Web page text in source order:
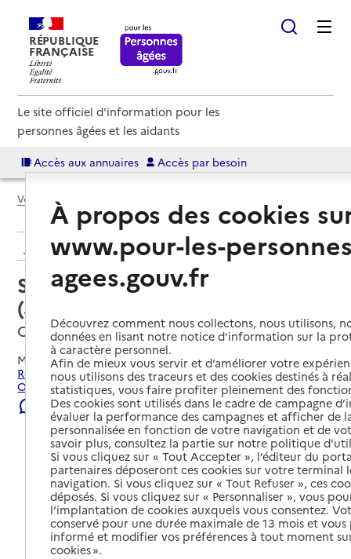
RÉPUBLIQUE
FRANÇAISE
Le site officiel d'information pour les
personnes âgées et les aidants
Accès aux annuaires Accès par besoin
Voir le fil d’Ariane
Retour aux résultats de l'annuaire
Service autonomie à domicile
(aide) – Destia
Orange, VAUCLUSE
Mis à jour le23/07/2026
Rechercher les établissements et services autour de
Orange.
Signaler une erreur
À propos des cookies
www.pour-les-
agees.gouv.fr
Découvrez comment nous collectons, nous utilisons,
données en lisant notre notice d’information sur la
à caractère personnel.
Afin de mieux vous servir et d’améliorer votre
nous utilisons des traceurs et des cookies destinés à
statistiques, vous faire profiter pleinement des
Des cookies sont utilisés dans le cadre de campagne
évaluer la performance des campagnes et afficher de
personnalisée en fonction de votre navigation et de
savoir plus, consultez la partie sur notre politique
Si vous cliquez sur « Tout Accepter », l’éditeur du
partenaires déposeront ces cookies sur votre terminal
navigation. Si vous cliquez sur « Tout Refuser », ces
déposés. Si vous cliquez sur « Personnaliser », vous
l’implantation de cookies auxquels vous consentez.
conservé pour une durée maximale de 13 mois et
informé et modifier vos préférences à tout moment
cookies ».